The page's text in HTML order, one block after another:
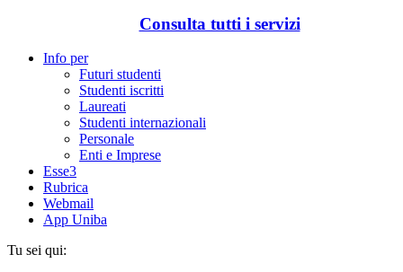
Consulta tutti i servizi
Info per
Futuri studenti
Studenti iscritti
Laureati
Studenti internazionali
Personale
Enti e Imprese
Esse3
Rubrica
Webmail
App Uniba
Tu sei qui: